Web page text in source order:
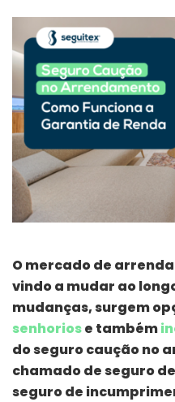
O mercado de
vindo a mudar ao
mudanças, surgem
senhoriose também
do seguro caução no
chamado de seguro
seguro de